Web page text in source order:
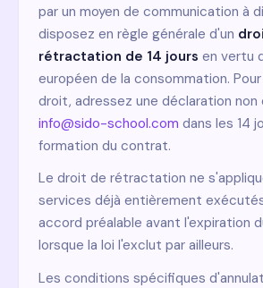
par un moyen de communication à
disposez en règle générale d'un
rétractation de 14 jours en vertu
européen de la consommation.
droit, adressez une déclaration non
info@sido-school.com dans les 14
formation du contrat.
Le droit de rétractation ne
services déjà entièrement
accord préalable avant l'expiration
lorsque la loi l'exclut par ailleurs.
Les conditions spécifiques